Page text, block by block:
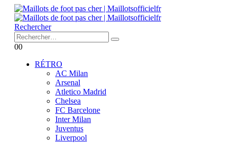
Rechercher
00
RÉTRO
AC Milan
Arsenal
Atletico Madrid
Chelsea
FC Barcelone
Inter Milan
Juventus
Liverpool